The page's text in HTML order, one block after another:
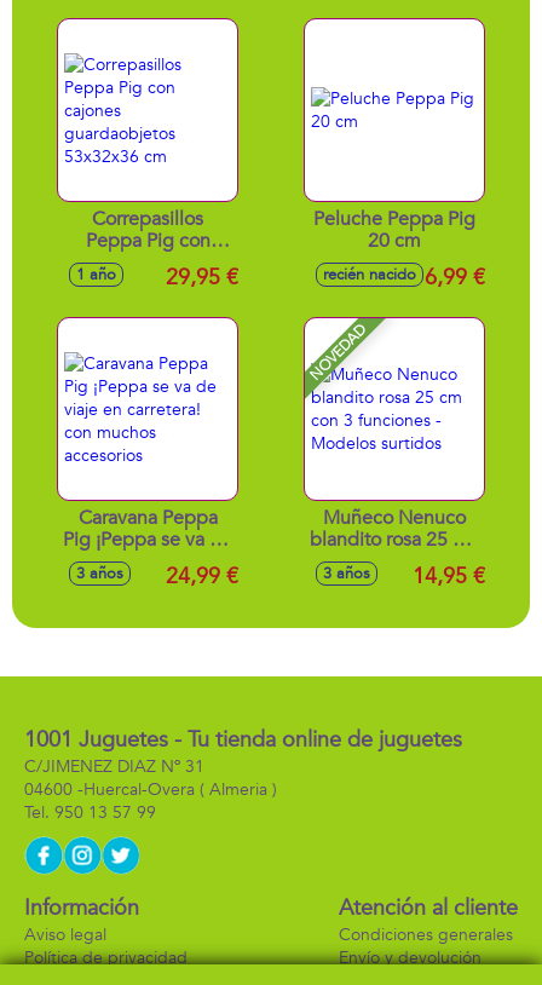
Correpasillos
Peppa Pig con
cajones
guardaobjetos
1 año 29,95 €
Peluche Peppa Pig
20 cm
recién nacido 6,99 €
Caravana Peppa
Pig ¡Peppa se va de
viaje en carretera!
con muchos
3 años 24,99 €
NOVEDAD
Muñeco Nenuco
blandito rosa 25 cm
con 3 funciones -
Modelos surtidos
3 años 14,95 €
1001 Juguetes - Tu tienda online de juguetes
C/JIMENEZ DIAZ Nº 31
04600 -Huercal-Overa ( Almeria )
950 13 57 99
Información
Aviso legal
Política de privacidad
Atención al cliente
Condiciones generales
Envío y devolución